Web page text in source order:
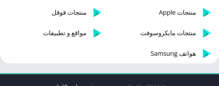
منتجات Apple منتجات قوقل
منتجات مايكروسوفت مواقع و تطبيقات
هواتف Samsung